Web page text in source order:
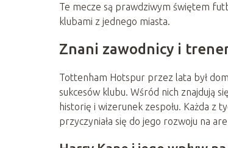
Te mecze są prawdziwym świętem
klubami z jednego miasta.
Znani zawodnicy i
Tottenham Hotspur przez lata był
sukcesów klubu. Wśród nich znajdują
historię i wizerunek zespołu. Każda z
przyczyniała się do jego rozwoju na